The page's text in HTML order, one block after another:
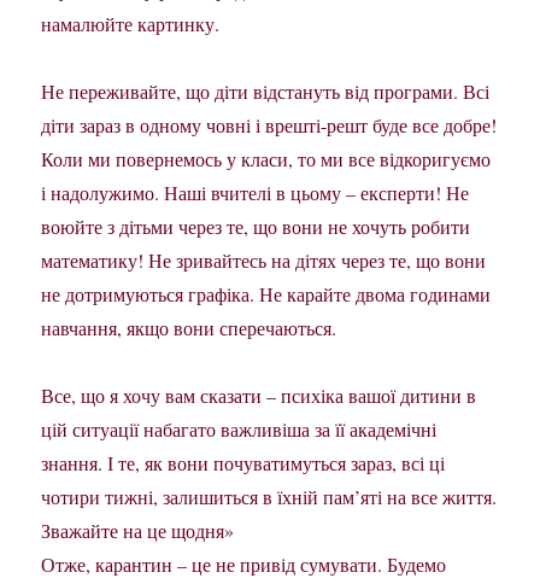
намалюйте картинку.
Не переживайте, що діти відстануть від програми. Всі
діти зараз в одному човні і врешті-решт буде все добре!
Коли ми повернемось у класи, то ми все відкоригуємо
і надолужимо. Наші вчителі в цьому – експерти! Не
воюйте з дітьми через те, що вони не хочуть робити
математику! Не зривайтесь на дітях через те, що вони
не дотримуються графіка. Не карайте двома годинами
навчання, якщо вони сперечаються.
Все, що я хочу вам сказати – психіка вашої дитини в
цій ситуації набагато важливіша за її академічні
знання. І те, як вони почуватимуться зараз, всі ці
чотири тижні, залишиться в їхній пам’яті на все життя.
Зважайте на це щодня»
Отже, карантин – це не привід сумувати. Будемо